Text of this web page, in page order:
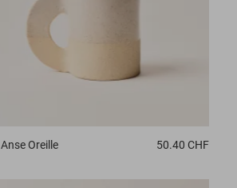
Anse Oreille 50.40 CHF